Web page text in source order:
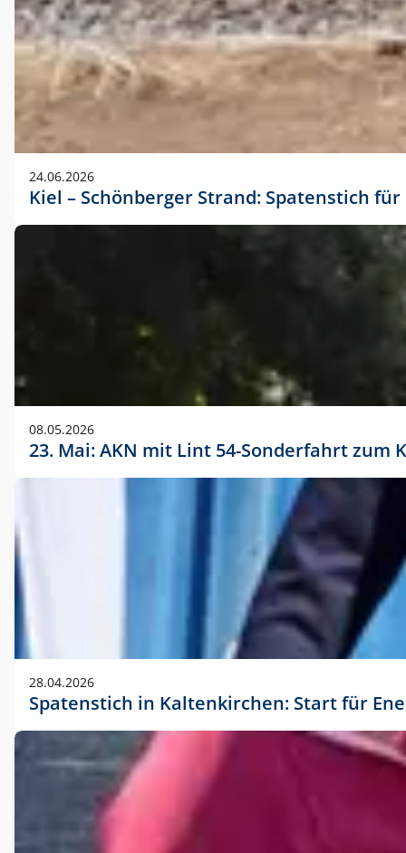
24.06.2026
Kiel – Schönberger Strand: Spatenstich
08.05.2026
23. Mai: AKN mit Lint 54-Sonderfahrt
28.04.2026
Spatenstich in Kaltenkirchen: Start für